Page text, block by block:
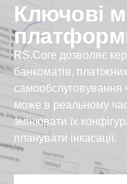
Ключові
RS.Core дозволяє
банкоматів,
самообслуговування
може в реальному
змінювати їх
планувати інкасації.